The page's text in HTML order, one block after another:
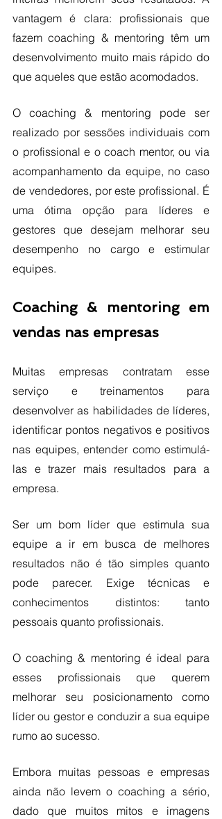
vantagem é clara: profissionais que
fazem coaching & mentoring têm um
desenvolvimento muito mais rápido do
que aqueles que estão acomodados.
O coaching & mentoring pode ser
realizado por sessões individuais com
o profissional e o coach mentor, ou via
acompanhamento da equipe, no caso
de vendedores, por este profissional. É
uma ótima opção para líderes e
gestores que desejam melhorar seu
desempenho no cargo e estimular
equipes.
Coaching & mentoring em
vendas nas empresas
Muitas empresas contratam esse
serviço e treinamentos para
desenvolver as habilidades de líderes,
identificar pontos negativos e positivos
nas equipes, entender como estimulá-
las e trazer mais resultados para a
empresa.
Ser um bom líder que estimula sua
equipe a ir em busca de melhores
resultados não é tão simples quanto
pode parecer. Exige técnicas e
conhecimentos distintos: tanto
pessoais quanto profissionais.
O coaching & mentoring é ideal para
esses profissionais que querem
melhorar seu posicionamento como
líder ou gestor e conduzir a sua equipe
rumo ao sucesso.
Embora muitas pessoas e empresas
ainda não levem o coaching a sério,
dado que muitos mitos e imagens